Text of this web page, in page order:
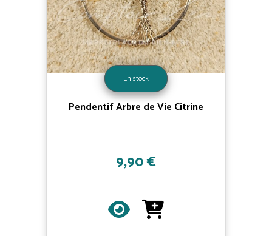
En stock
Pendentif Arbre de Vie Citrine
9,90 €